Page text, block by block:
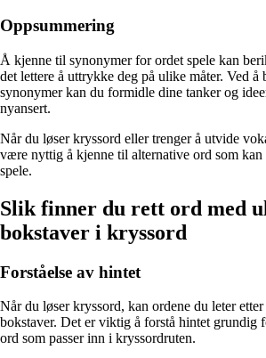
Oppsummering
Å kjenne til synonymer for ordet spele kan
det lettere å uttrykke deg på ulike måter. Ved å
synonymer kan du formidle dine tanker og
nyansert.
Når du løser kryssord eller trenger å utvide
være nyttig å kjenne til alternative ord som kan
spele.
Slik finner du rett ord med
bokstaver i kryssord
Forståelse av hintet
Når du løser kryssord, kan ordene du leter
bokstaver. Det er viktig å forstå hintet grundig
ord som passer inn i kryssordruten.